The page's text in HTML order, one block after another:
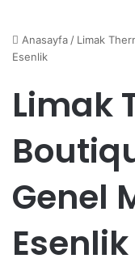
Anasayfa / Limak
Esenlik
Limak
Genel
Esenlik